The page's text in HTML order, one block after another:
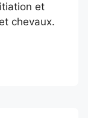
et
chevaux.